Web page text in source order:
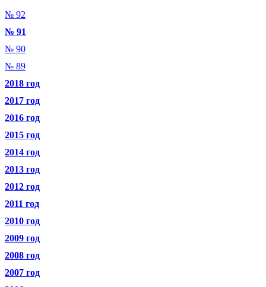
№ 92
№ 91
№ 90
№ 89
2018 год
2017 год
2016 год
2015 год
2014 год
2013 год
2012 год
2011 год
2010 год
2009 год
2008 год
2007 год